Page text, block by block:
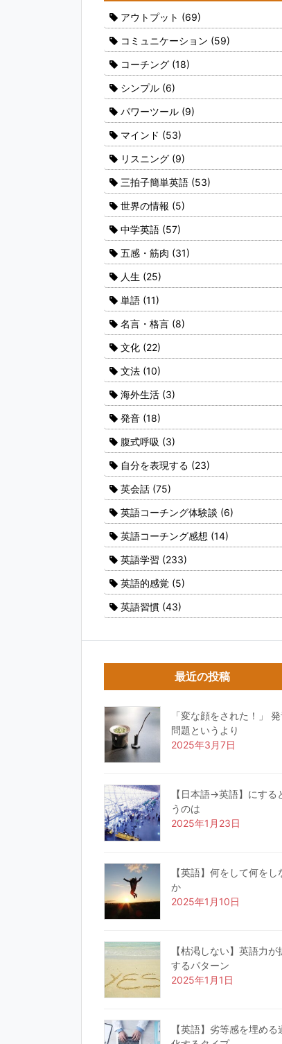
アウトプット (69)
コミュニケーション (59)
コーチング (18)
シンプル (6)
パワーツール (9)
マインド (53)
リスニング (9)
三拍子簡単英語 (53)
世界の情報 (5)
中学英語 (57)
五感・筋肉 (31)
人生 (25)
単語 (11)
名言・格言 (8)
文化 (22)
文法 (10)
海外生活 (3)
発音 (18)
腹式呼吸 (3)
自分を表現する (23)
英会話 (75)
英語コーチング体験談 (6)
英語コーチング感想 (14)
英語学習 (233)
英語的感覚 (5)
英語習慣 (43)
最近の投稿
「変な顔をされた！」
問題というより
2025年3月7日
【日本語→英語】にする
うのは
2025年1月23日
【英語】何をして何をし
か
2025年1月10日
【枯渇しない】英語力が
するパターン
2025年1月1日
【英語】劣等感を埋める